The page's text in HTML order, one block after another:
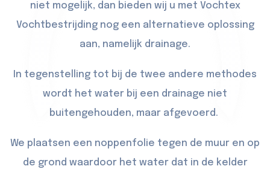
niet mogelijk, dan bieden wij u met Vochtex
Vochtbestrijding nog een alternatieve oplossing
aan, namelijk drainage.
In tegenstelling tot bij de twee andere methodes
wordt het water bij een drainage niet
buitengehouden, maar afgevoerd.
We plaatsen een noppenfolie tegen de muur en op
de grond waardoor het water dat in de kelder